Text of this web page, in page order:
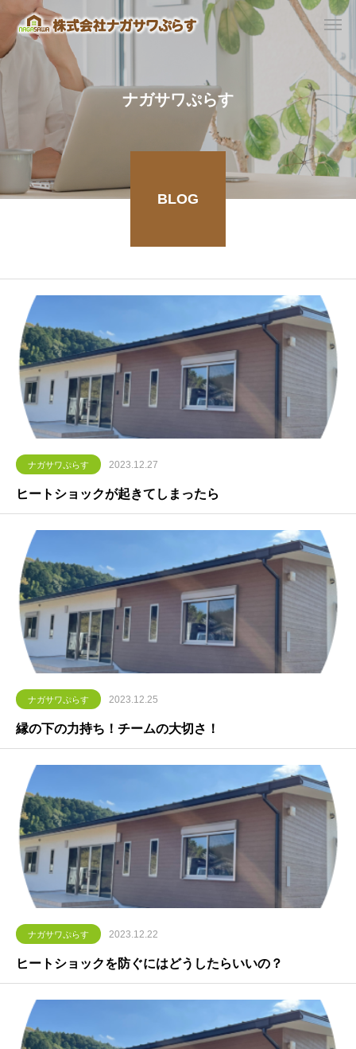
ナガサワぷらす
BLOG
ナガサワぷらす 2023.12.27
ヒートショックが起きてしまったら
ナガサワぷらす 2023.12.25
縁の下の力持ち！チームの大切さ！
ナガサワぷらす 2023.12.22
ヒートショックを防ぐにはどうしたらいいの？